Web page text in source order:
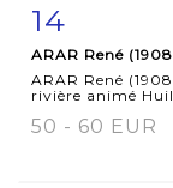
détaillée
14
ARAR René
ARAR René
rivière animé
50 - 60 EUR